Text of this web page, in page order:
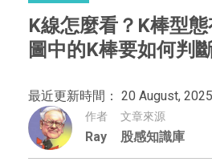
K線怎麼看？K棒型
圖中的K棒要如何判
最近更新時間： 20 August, 2025
作者
Ray
文章來源
股感知識庫